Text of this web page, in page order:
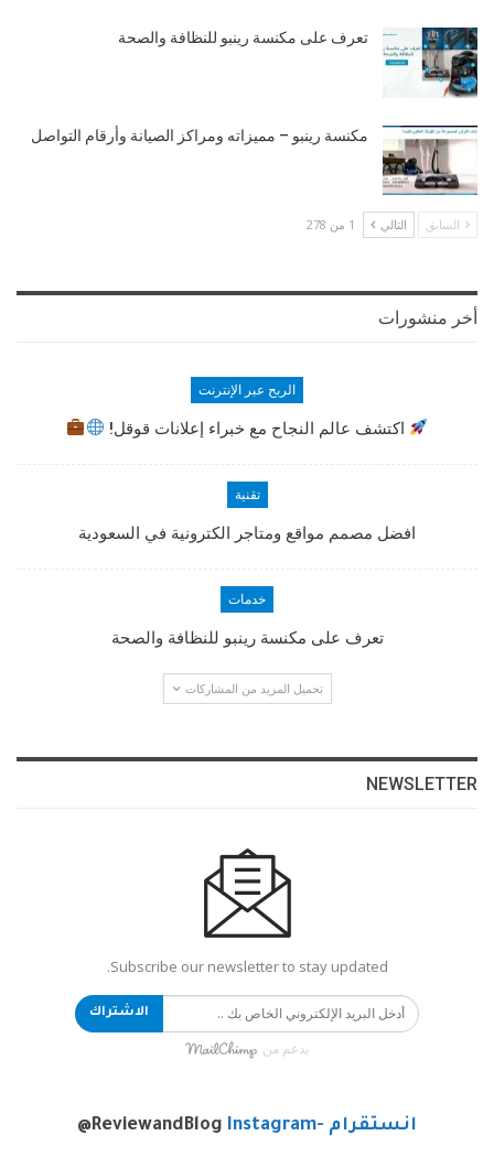
تعرف على مكنسة رينبو للنظافة والصحة
مكنسة رينبو – مميزاته ومراكز الصيانة وأرقام التواصل
السابق التالي 1 من 278
أخر منشورات
الربح عبر الإنترنت
اكتشف عالم النجاح مع خبراء إعلانات قوقل!
تقنية
افضل مصمم مواقع ومتاجر الكترونية في السعودية
خدمات
تعرف على مكنسة رينبو للنظافة والصحة
تحميل المزيد من المشاركات
NEWSLETTER
Subscribe our newsletter to stay updated.
الاشتراك
بدعم من
انستقرام -Instagram @ReviewandBlog